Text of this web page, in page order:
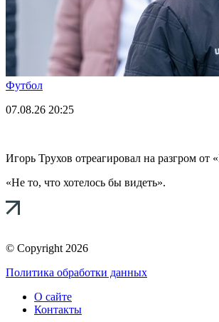
Футбол
07.08.26 20:25
Игорь Трухов отреагировал на разгром от
«Не то, что хотелось бы видеть».
© Copyright 2026
Политика обработки данных
О сайте
Контакты